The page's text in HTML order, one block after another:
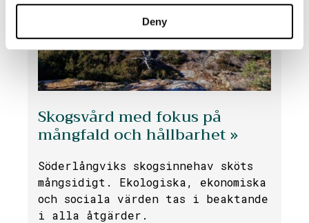
Deny
Skogsvård med fokus på
mångfald och hållbarhet »
Söderlångviks skogsinnehav sköts
mångsidigt. Ekologiska, ekonomiska
och sociala värden tas i beaktande
i alla åtgärder.